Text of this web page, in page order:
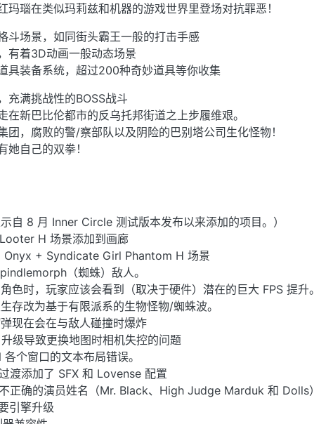
玛瑙在类似玛莉兹和机器的游戏世界里登场对抗罪恶！
斗场景，如同街头霸王一般的打击手感
有着3D动画一般动态场景
具装备系统，超过200种奇妙道具等你收集
充满挑战性的BOSS战斗
在新巴比伦都市的反乌托邦街道之上步履维艰。
团，腐败的警/察部队以及阴险的巴别塔公司生化怪物！
她自己的双拳！
自 8 月 Inner Circle 测试版本发布以来添加的项目。）
H 场景添加到画廊
Onyx + Syndicate Girl Phantom H 场景
（蜘蛛）敌人。
色时，玩家应该会看到（取决于硬件）潜在的巨大 FPS 提升。
存改为基于有限派系的生物怪物/蜘蛛波。
现在会在与敌人碰撞时爆炸
级导致更换地图时相机失控的问题
个窗口的文本布局错误。
渡添加了 SFX 和 Lovense 配置
正确的演员姓名（Mr. Black、High Judge Marduk 和 Dolls）
引擎升级